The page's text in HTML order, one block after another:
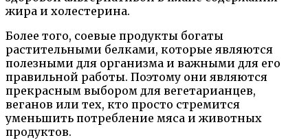
жира и холестерина.
Более того, соевые продукты богаты
растительными белками, которые являются
полезными для организма и важными для его
правильной работы. Поэтому они являются
прекрасным выбором для вегетарианцев,
веганов или тех, кто просто стремится
уменьшить потребление мяса и животных
продуктов.